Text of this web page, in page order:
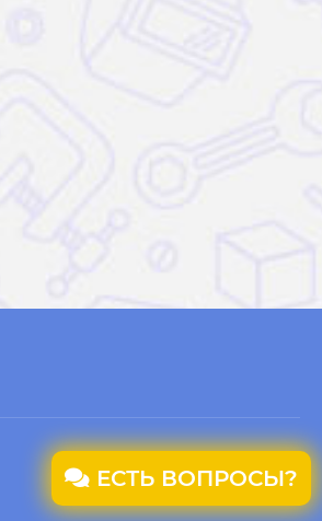
ЕСТЬ ВОПРОСЫ?